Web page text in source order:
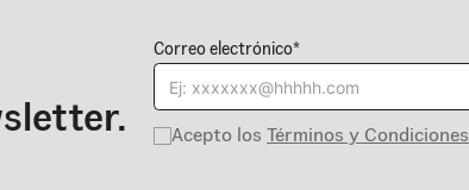
Correo electrónico*
Acepto los Términos y Condiciones